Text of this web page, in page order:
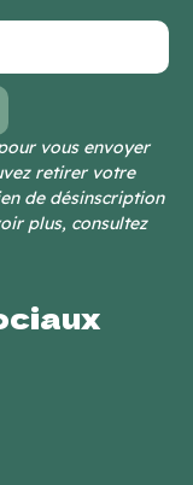
vous envoyer
retirer votre
de désinscription
plus, consultez